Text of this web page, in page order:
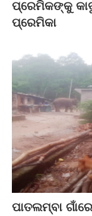
ପ୍ରେମିକଙ୍କୁ
ପ୍ରେମିକା
ପାତଲମ୍ବା